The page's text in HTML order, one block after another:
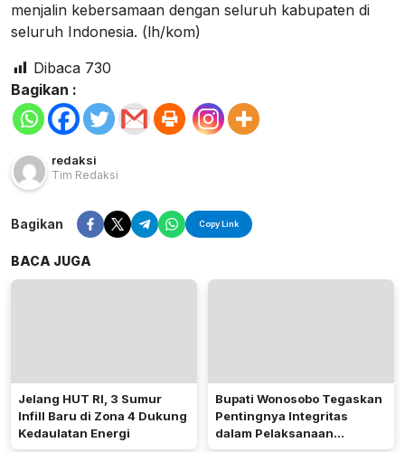
menjalin kebersamaan dengan seluruh kabupaten di
seluruh Indonesia. (lh/kom)
Dibaca 730
Bagikan :
redaksi
Tim Redaksi
Bagikan Copy Link
BACA JUGA
Jelang HUT RI, 3 Sumur
Infill Baru di Zona 4 Dukung
Kedaulatan Energi
Bupati Wonosobo Tegaskan
Pentingnya Integritas
dalam Pelaksanaan